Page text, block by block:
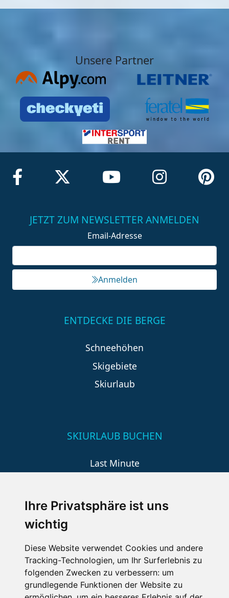
Ihre Privatsphäre ist uns
wichtig
Diese Website verwendet Cookies und andere
Tracking-Technologien, um Ihr Surferlebnis zu
folgenden Zwecken zu verbessern: um
grundlegende Funktionen der Website zu
Unsere Partner
JETZT ZUM NEWSLETTER ANMELDEN
Email-Adresse
Anmelden
ENTDECKE DIE BERGE
Schneehöhen
Skigebiete
Skiurlaub
SKIURLAUB BUCHEN
Last Minute
Wellness
SCHNEEHÖHEN SKI APP
Die Schneehoehen Ski APP für iOS und Android - Ein
Muss für alle Wintersportler und Schneefreaks!